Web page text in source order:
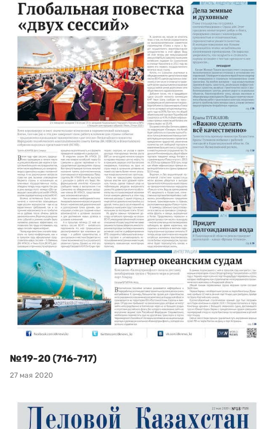
№19-20 (716-717)
27 мая 2020